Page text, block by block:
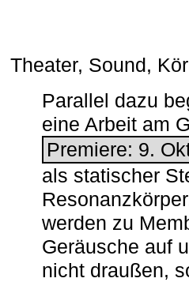
Theater, Sound,
Parallel dazu
eine Arbeit am
Premiere: 9.
als statischer
werden zu
Geräusche auf
nicht draußen,